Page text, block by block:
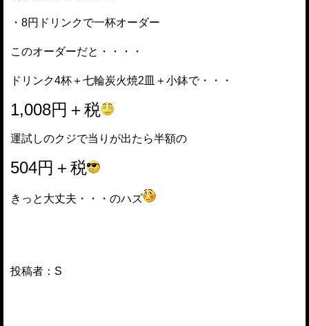
・8円ドリンクで一杯オーダー
このオーダーだと・・・・
ドリンク4杯＋七輪炭火焼2皿＋小鉢で・・・
1,008円＋税
運試しのクジで当りが出たら半額の
504円＋税
きっと大丈夫・・・のハズ
投稿者：S